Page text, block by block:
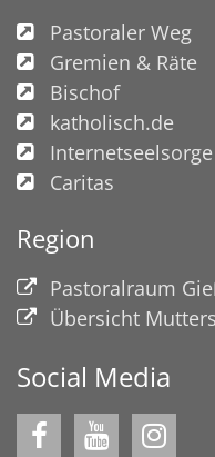
Pastoraler Weg
Gremien & Räte
Bischof
katholisch.de
Internetseelsorge
Caritas
Region
Pastoralraum
Übersicht
Social Media